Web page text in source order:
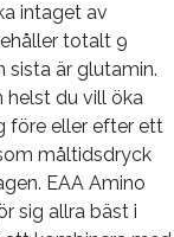
intaget av
totalt 9
sista är glutamin.
helst du vill öka
före eller efter ett
måltidsdryck
EAA Amino
sig allra bäst i